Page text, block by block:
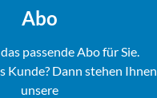
Abo
passende Abo für Sie.
Kunde? Dann stehen Ihnen
unsere